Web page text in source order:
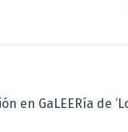
en GaLEERía de